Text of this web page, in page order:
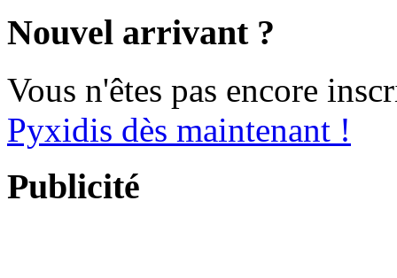
Nouvel arrivant ?
Vous n'êtes pas encore
Pyxidis dès maintenant !
Publicité